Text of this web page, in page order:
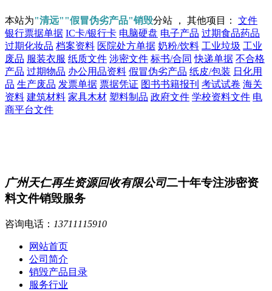
本站为"清远""假冒伪劣产品"销毁分站 ， 其他项目： 文件
银行票据单据 IC卡/银行卡 电脑硬盘 电子产品 过期食品药品
过期化妆品 档案资料 医院处方单据 奶粉/饮料 工业垃圾 工业
废品 服装衣服 纸质文件 涉密文件 标书/合同 快递单据 不合格
产品 过期物品 办公用品资料 假冒伪劣产品 纸皮/包装 日化用
品 生产废品 发票单据 票据凭证 图书书籍报刊 考试试卷 海关
资料 建筑材料 家具木材 塑料制品 政府文件 学校资料文件 电
商平台文件
广州天仁再生资源回收有限公司二十年专注涉密资
料文件销毁服务
咨询电话： 13711115910
网站首页
公司简介
销毁产品目录
服务行业